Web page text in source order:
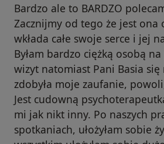
Bardzo ale to BARDZO
Zacznijmy od tego że jest ona
wkłada całe swoje serce i jej
Byłam bardzo ciężką osobą
wizyt natomiast Pani Basia się
zdobyła moje zaufanie,
Jest cudowną
mi jak nikt inny. Po naszych
spotkaniach, ułożyłam sobie